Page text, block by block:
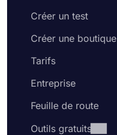
Créer un test
Créer une boutique
Tarifs
Entreprise
Feuille de route
Outils gratuits